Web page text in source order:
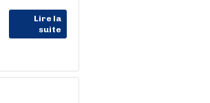
Lire la
suite